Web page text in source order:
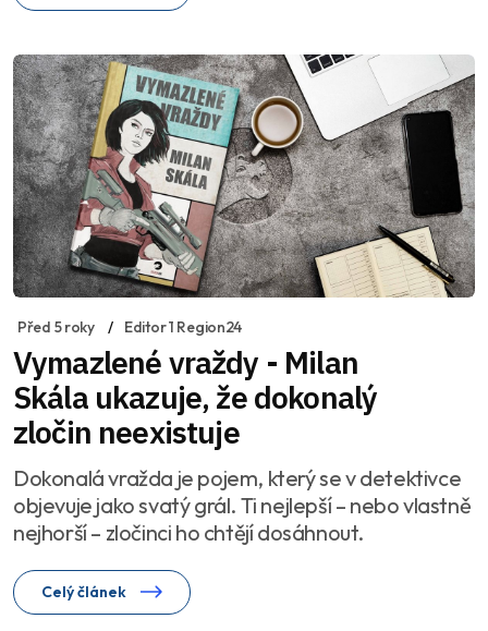
Před 5 roky Editor 1 Region24
Vymazlené vraždy - Milan
Skála ukazuje, že dokonalý
zločin neexistuje
Dokonalá vražda je pojem, který se v detektivce
objevuje jako svatý grál. Ti nejlepší – nebo vlastně
nejhorší – zločinci ho chtějí dosáhnout.
Celý článek